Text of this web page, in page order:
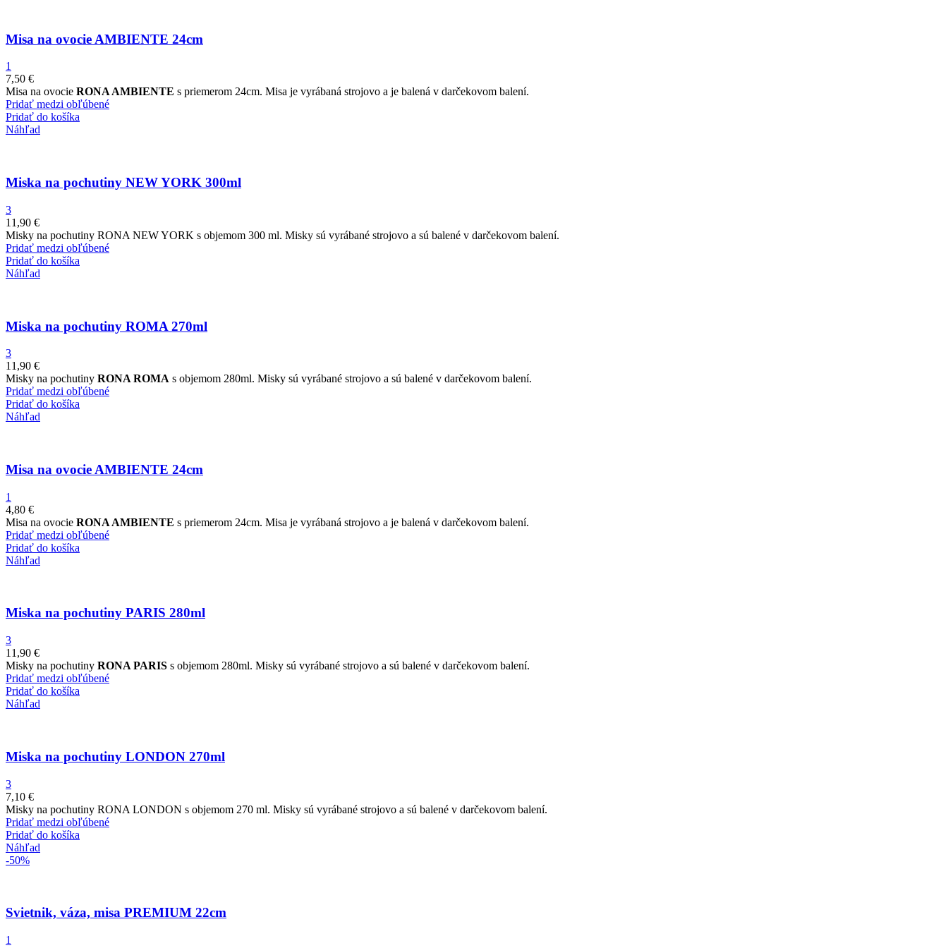
Misa na ovocie AMBIENTE 24cm
1
7,50 €
Misa na ovocie RONA AMBIENTE s priemerom 24cm. Misa je vyrábaná strojovo a je balená v darčekovom balení.
Pridať medzi obľúbené
Pridať do košíka
Náhľad
Miska na pochutiny NEW YORK 300ml
3
11,90 €
Misky na pochutiny RONA NEW YORK s objemom 300 ml. Misky sú vyrábané strojovo a sú balené v darčekovom balení.
Pridať medzi obľúbené
Pridať do košíka
Náhľad
Miska na pochutiny ROMA 270ml
3
11,90 €
Misky na pochutiny RONA ROMA s objemom 280ml. Misky sú vyrábané strojovo a sú balené v darčekovom balení.
Pridať medzi obľúbené
Pridať do košíka
Náhľad
Misa na ovocie AMBIENTE 24cm
1
4,80 €
Misa na ovocie RONA AMBIENTE s priemerom 24cm. Misa je vyrábaná strojovo a je balená v darčekovom balení.
Pridať medzi obľúbené
Pridať do košíka
Náhľad
Miska na pochutiny PARIS 280ml
3
11,90 €
Misky na pochutiny RONA PARIS s objemom 280ml. Misky sú vyrábané strojovo a sú balené v darčekovom balení.
Pridať medzi obľúbené
Pridať do košíka
Náhľad
Miska na pochutiny LONDON 270ml
3
7,10 €
Misky na pochutiny RONA LONDON s objemom 270 ml. Misky sú vyrábané strojovo a sú balené v darčekovom balení.
Pridať medzi obľúbené
Pridať do košíka
Náhľad
-50%
Svietnik, váza, misa PREMIUM 22cm
1